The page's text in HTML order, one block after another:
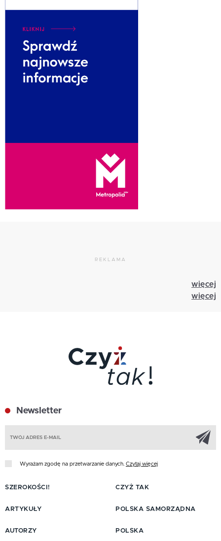
REKLAMA
więcej
więcej
Newsletter
Wyrażam zgodę na przetwarzanie danych. Czytaj więcej
SZEROKOŚCI!
ARTYKUŁY
AUTORZY
CZYŻ TAK
POLSKA SAMORZĄDNA
POLSKA